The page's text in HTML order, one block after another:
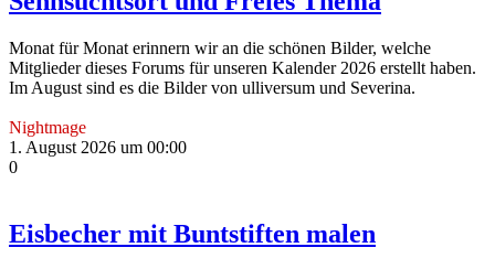
Monat für Monat erinnern wir an die schönen Bilder, welche
Mitglieder dieses Forums für unseren Kalender 2026 erstellt haben.
Im August sind es die Bilder von ulliversum und Severina.
Nightmage
1. August 2026 um 00:00
0
Eisbecher mit Buntstiften malen